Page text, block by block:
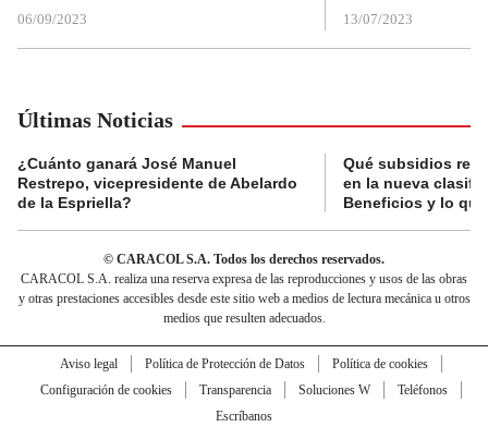
06/09/2023 13/07/2023
Últimas Noticias
¿Cuánto ganará José Manuel
Restrepo, vicepresidente de Abelardo
de la Espriella?
Qué subsidios
en la nueva
Beneficios y lo
© CARACOL S.A. Todos los derechos reservados.
CARACOL S.A. realiza una reserva expresa de las reproducciones y usos de las obras
y otras prestaciones accesibles desde este sitio web a medios de lectura mecánica u otros
medios que resulten adecuados.
Aviso legal Política de Protección de Datos
Política de cookies
Configuración de cookies
Transparencia Soluciones W
Teléfonos
Escríbanos